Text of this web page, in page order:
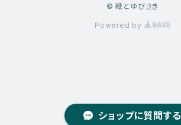
ショップに質問する
© 紙とゆびさき
Powered by